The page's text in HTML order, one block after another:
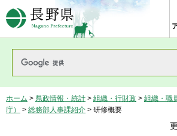
長野県Nagano Prefecture
ホーム > 県政情報・統計 > 組織・行財政 > 組織・職
庁）
> 総務部人事課紹介 > 研修概要